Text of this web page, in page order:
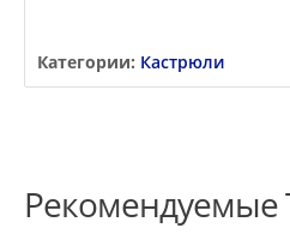
Категории: Кастрюли
Рекомендуемые